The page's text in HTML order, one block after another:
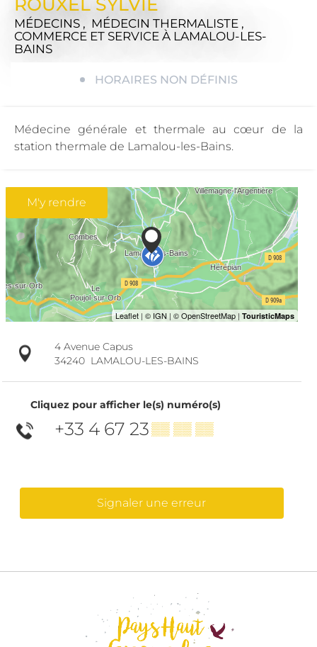
MÉDECINS , MÉDECIN THERMALISTE ,
COMMERCE ET SERVICE À LAMALOU-LES-
BAINS
HORAIRES NON DÉFINIS
Médecine générale et thermale au cœur de la
station thermale de Lamalou-les-Bains.
M'y rendre
4 Avenue Capus
34240 LAMALOU-LES-BAINS
Cliquez pour afficher le(s) numéro(s)
+33 4 67 23▒▒ ▒▒ ▒▒
Signaler une erreur